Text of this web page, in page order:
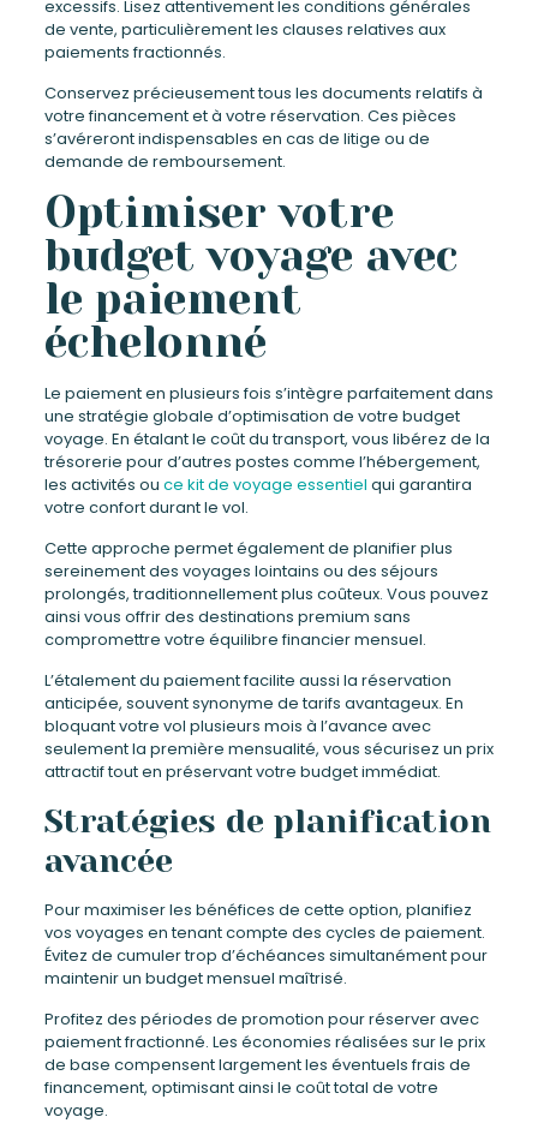
excessifs. Lisez attentivement les conditions générales
de vente, particulièrement les clauses relatives aux
paiements fractionnés.
Conservez précieusement tous les documents relatifs à
votre financement et à votre réservation. Ces pièces
s’avéreront indispensables en cas de litige ou de
demande de remboursement.
Optimiser votre
budget voyage avec
le paiement
échelonné
Le paiement en plusieurs fois s’intègre parfaitement dans
une stratégie globale d’optimisation de votre budget
voyage. En étalant le coût du transport, vous libérez de la
trésorerie pour d’autres postes comme l’hébergement,
les activités ou ce kit de voyage essentiel qui garantira
votre confort durant le vol.
Cette approche permet également de planifier plus
sereinement des voyages lointains ou des séjours
prolongés, traditionnellement plus coûteux. Vous pouvez
ainsi vous offrir des destinations premium sans
compromettre votre équilibre financier mensuel.
L’étalement du paiement facilite aussi la réservation
anticipée, souvent synonyme de tarifs avantageux. En
bloquant votre vol plusieurs mois à l’avance avec
seulement la première mensualité, vous sécurisez un prix
attractif tout en préservant votre budget immédiat.
Stratégies de planification
avancée
Pour maximiser les bénéfices de cette option, planifiez
vos voyages en tenant compte des cycles de paiement.
Évitez de cumuler trop d’échéances simultanément pour
maintenir un budget mensuel maîtrisé.
Profitez des périodes de promotion pour réserver avec
paiement fractionné. Les économies réalisées sur le prix
de base compensent largement les éventuels frais de
financement, optimisant ainsi le coût total de votre
voyage.